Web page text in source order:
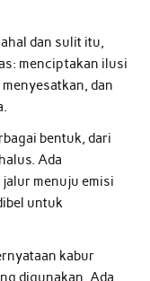
dan sulit itu,
menciptakan ilusi
dan
bentuk, dari
Ada
menuju emisi
untuk
kabur